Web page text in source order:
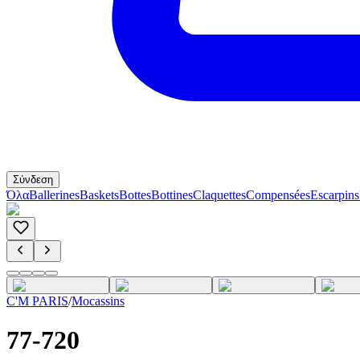
Σύνδεση
ΌλαBallerinesBasketsBottesBottinesClaquettesCompenséesEscarpins
C'M PARIS/Mocassins
77-720